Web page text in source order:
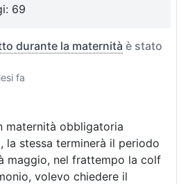
69
durante la maternità è stato
fa
maternità obbligatoria
la stessa terminerà il periodo
maggio, nel frattempo la colf
volevo chiedere il